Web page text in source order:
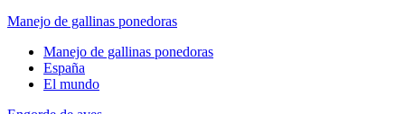
Manejo de gallinas ponedoras
Manejo de gallinas ponedoras
España
El mundo